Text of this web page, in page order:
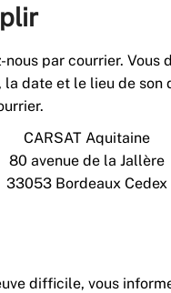
par courrier. Vous
date et le lieu de son
CARSAT Aquitaine
80 avenue de la Jallère
33053 Bordeaux Cedex
difficile, vous